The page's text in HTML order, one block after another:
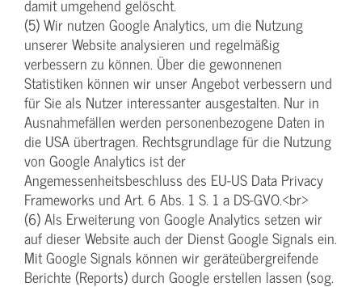
damit umgehend gelöscht.
(5) Wir nutzen Google Analytics, um die Nutzung
unserer Website analysieren und regelmäßig
verbessern zu können. Über die gewonnenen
Statistiken können wir unser Angebot verbessern und
für Sie als Nutzer interessanter ausgestalten. Nur in
Ausnahmefällen werden personenbezogene Daten in
die USA übertragen. Rechtsgrundlage für die Nutzung
von Google Analytics ist der
Angemessenheitsbeschluss des EU-US Data Privacy
Frameworks und Art. 6 Abs. 1 S. 1 a DS-GVO.<br>
(6) Als Erweiterung von Google Analytics setzen wir
auf dieser Website auch der Dienst Google Signals ein.
Mit Google Signals können wir geräteübergreifende
Berichte (Reports) durch Google erstellen lassen (sog.